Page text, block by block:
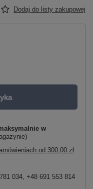
Dodaj do listy zakupowej
w
od 300,00 zł
034, +48 691 553 814